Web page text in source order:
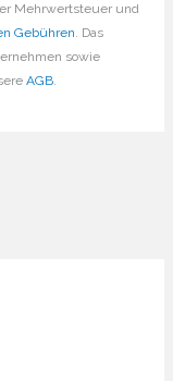
Mehrwertsteuer und
Gebühren. Das
sowie
AGB.